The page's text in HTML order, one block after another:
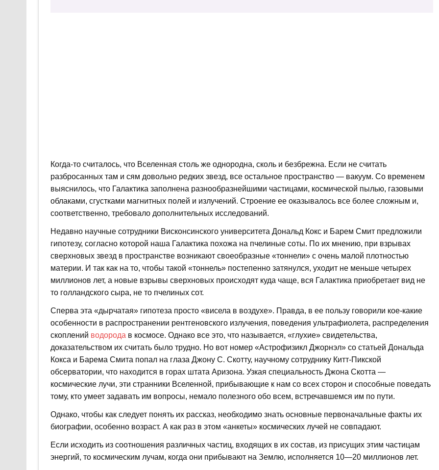
Когда-то считалось, что Вселенная столь же однородна, сколь и безбрежна. Если не считать
разбросанных там и сям довольно редких звезд, все остальное пространство — вакуум. Со временем
выяснилось, что Галактика заполнена разнообразнейшими частицами, космической пылью, газовыми
облаками, сгустками магнитных полей и излучений. Строение ее оказывалось все более сложным и,
соответственно, требовало дополнительных исследований.
Недавно научные сотрудники Висконсинского университета Дональд Кокс и Барем Смит предложили
гипотезу, согласно которой наша Галактика похожа на пчелиные соты. По их мнению, при взрывах
сверхновых звезд в пространстве возникают своеобразные «тоннели» с очень малой плотностью
материи. И так как на то, чтобы такой «тоннель» постепенно затянулся, уходит не меньше четырех
миллионов лет, а новые взрывы сверхновых происходят куда чаще, вся Галактика приобретает вид не
то голландского сыра, не то пчелиных сот.
Сперва эта «дырчатая» гипотеза просто «висела в воздухе». Правда, в ее пользу говорили кое-какие
особенности в распространении рентгеновского излучения, поведения ультрафиолета, распределения
скоплений водорода в космосе. Однако все это, что называется, «глухие» свидетельства,
доказательством их считать было трудно. Но вот номер «Астрофизикл Джорнэл» со статьей Дональда
Кокса и Барема Смита попал на глаза Джону С. Скотту, научному сотруднику Китт-Пикской
обсерватории, что находится в горах штата Аризона. Узкая специальность Джона Скотта —
космические лучи, эти странники Вселенной, прибывающие к нам со всех сторон и способные поведать
тому, кто умеет задавать им вопросы, немало полезного обо всем, встречавшемся им по пути.
Однако, чтобы как следует понять их рассказ, необходимо знать основные первоначальные факты их
биографии, особенно возраст. А как раз в этом «анкеты» космических лучей не совпадают.
Если исходить из соотношения различных частиц, входящих в их состав, из присущих этим частицам
энергий, то космическим лучам, когда они прибывают на Землю, исполняется 10—20 миллионов лет.